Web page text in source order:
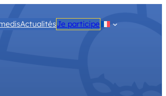
ActualitésJe participe